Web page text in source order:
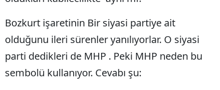
Yozgat
Zonguldak
Aksaray
Bozkurt işaretinin Bir siyasi partiye ait
olduğunu ileri sürenler yanılıyorlar. O siyasi
parti dedikleri de MHP . Peki MHP neden bu
sembolü kullanıyor. Cevabı şu: